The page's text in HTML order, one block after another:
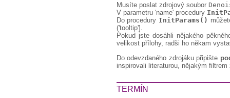
Musíte poslat zdrojový soubor
V parametru 'name' procedury
Do procedury InitParams()
('tooltip'].
Pokud jste dosáhli nějakého
velikost přílohy, radši ho někam
Do odevzdaného zdrojáku připište
inspirovali literaturou, nějakým
TERMÍN